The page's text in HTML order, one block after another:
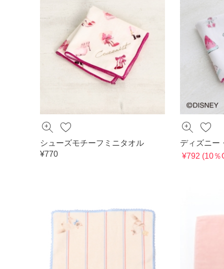
シューズモチーフミニタオル
¥770
ディズニー
¥792 (10％